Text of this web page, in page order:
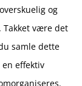
og
Takket være det
samle dette
effektiv